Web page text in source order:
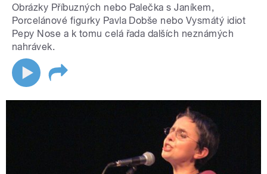
Obrázky Příbuzných nebo Palečka s Janíkem,
Porcelánové figurky Pavla Dobše nebo Vysmátý idiot
Pepy Nose a k tomu celá řada dalších neznámých
nahrávek.